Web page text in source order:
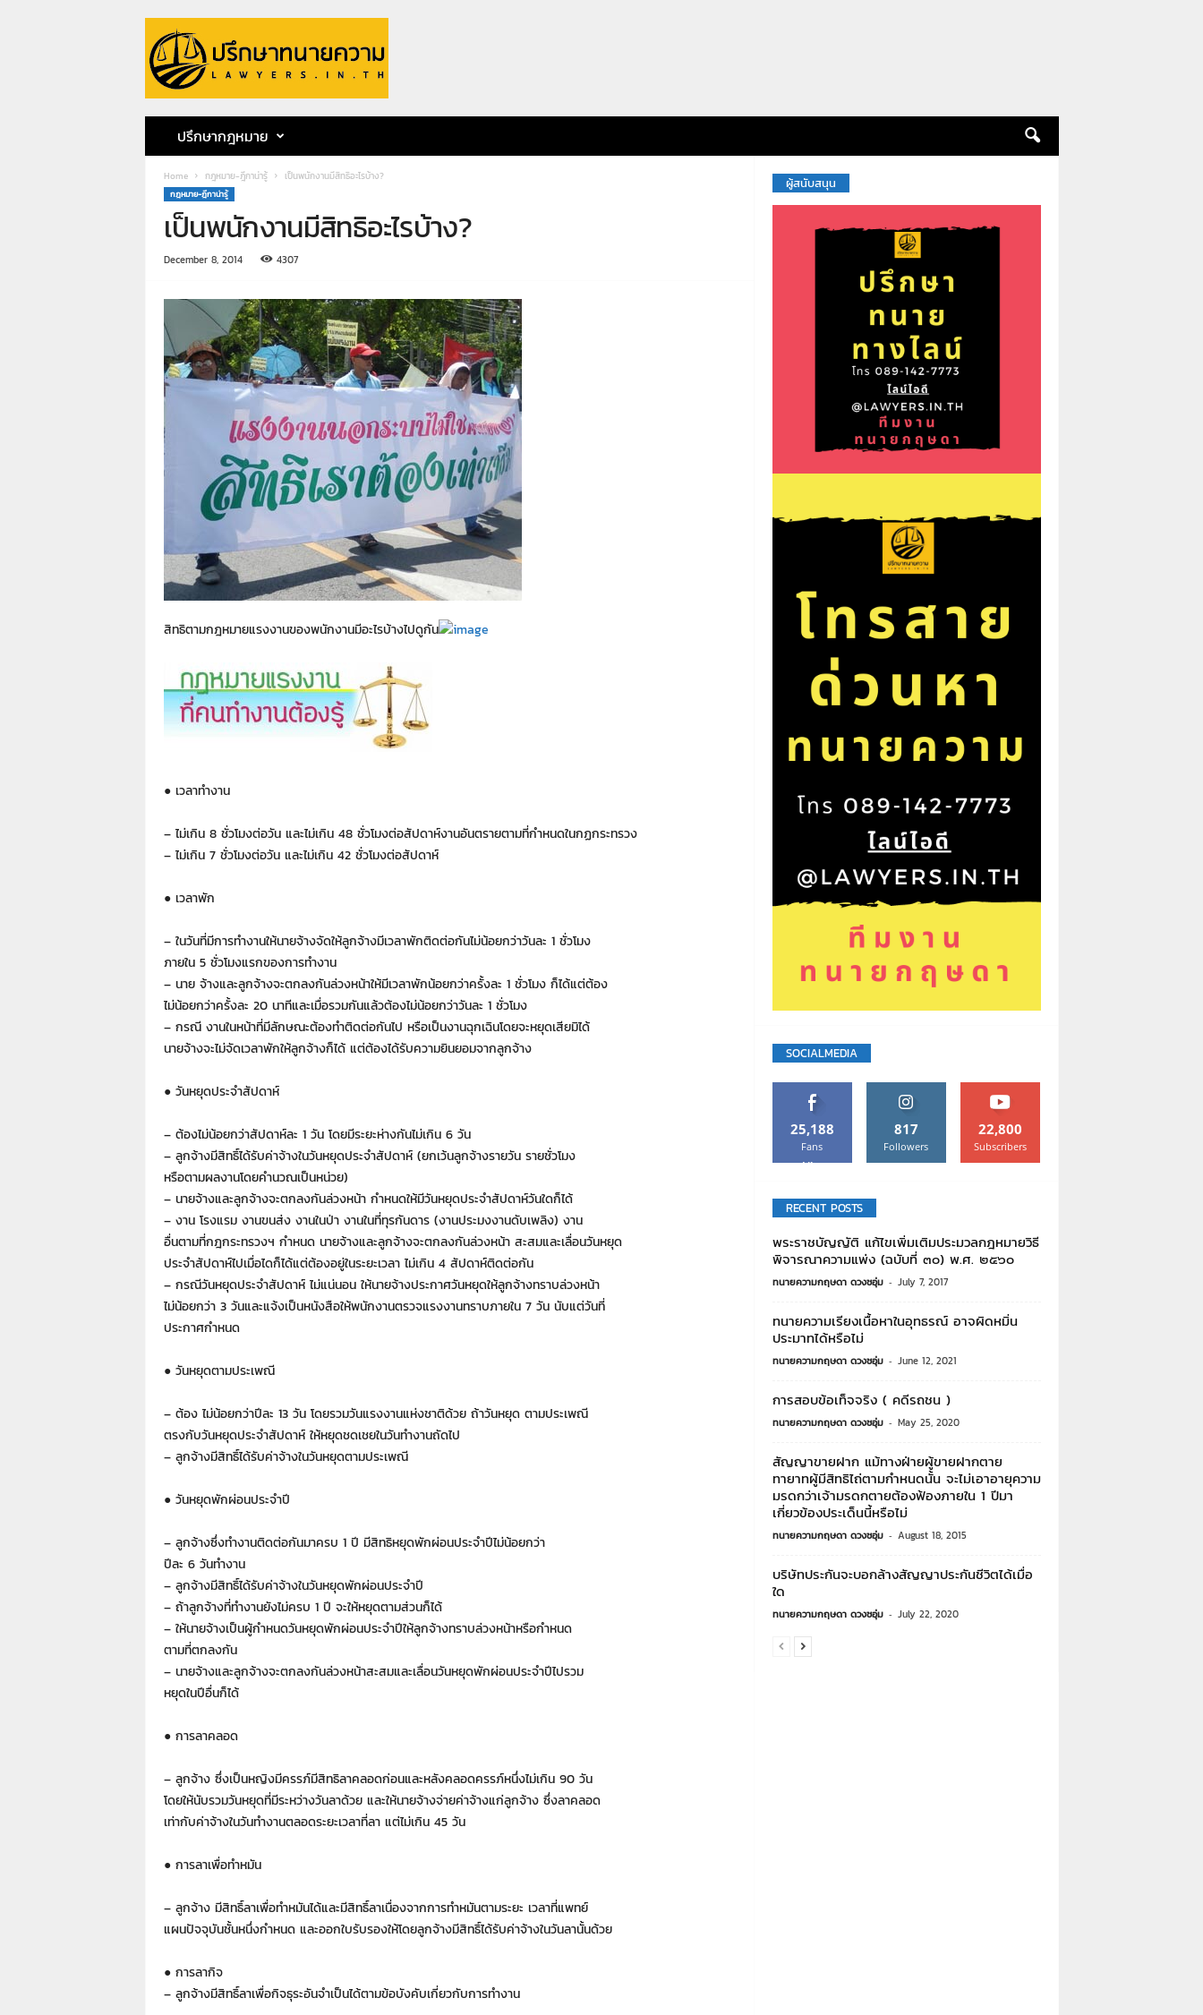
ป
ก
ษ
ปรึกษากฎหมาย
Home กฎหมาย-ฎีกาน่ารู้ เป็นพนักงานมีสิทธิอะไรบ้าง?
กฎหมาย-ฎีกาน่ารู้
เป็นพนักงานมีสิทธิอะไรบ้าง?
December 8, 2014 4307
สิทธิตามกฎหมายแรงงานของพนักงานมีอะไรบ้างไปดูกัน
● เวลาทำงาน
– ไม่เกิน 8 ชั่วโมงต่อวัน และไม่เกิน 48 ชั่วโมงต่อสัปดาห์งานอันตรายตามที่กำหนดในกฏกระทรวง
– ไม่เกิน 7 ชั่วโมงต่อวัน และไม่เกิน 42 ชั่วโมงต่อสัปดาห์
● เวลาพัก
– ในวันที่มีการทำงานให้นายจ้างจัดให้ลูกจ้างมีเวลาพักติดต่อกันไม่น้อยกว่าวันละ 1 ชั่วโมง
ภายใน 5 ชั่วโมงแรกของการทำงาน
– นาย จ้างและลูกจ้างจะตกลงกันล่วงหน้าให้มีเวลาพักน้อยกว่าครั้งละ 1 ชั่วโมง ก็ได้แต่ต้อง
ไม่น้อยกว่าครั้งละ 20 นาทีและเมื่อรวมกันแล้วต้องไม่น้อยกว่าวันละ 1 ชั่วโมง
– กรณี งานในหน้าที่มีลักษณะต้องทำติดต่อกันไป หรือเป็นงานฉุกเฉินโดยจะหยุดเสียมิได้
นายจ้างจะไม่จัดเวลาพักให้ลูกจ้างก็ได้ แต่ต้องได้รับความยินยอมจากลูกจ้าง
● วันหยุดประจำสัปดาห์
– ต้องไม่น้อยกว่าสัปดาห์ละ 1 วัน โดยมีระยะห่างกันไม่เกิน 6 วัน
– ลูกจ้างมีสิทธิ์ได้รับค่าจ้างในวันหยุดประจำสัปดาห์ (ยกเว้นลูกจ้างรายวัน รายชั่วโมง
หรือตามผลงานโดยคำนวณเป็นหน่วย)
– นายจ้างและลูกจ้างจะตกลงกันล่วงหน้า กำหนดให้มีวันหยุดประจำสัปดาห์วันใดก็ได้
– งาน โรงแรม งานขนส่ง งานในป่า งานในที่ทุรกันดาร (งานประมงงานดับเพลิง) งาน
อื่นตามที่กฎกระทรวงฯ กำหนด นายจ้างและลูกจ้างจะตกลงกันล่วงหน้า สะสมและเลื่อนวันหยุด
ประจำสัปดาห์ไปเมื่อไดก็ได้แต่ต้องอยู่ในระยะเวลา ไม่เกิน 4 สัปดาห์ติดต่อกัน
– กรณีวันหยุดประจำสัปดาห์ ไม่แน่นอน ให้นายจ้างประกาศวันหยุดให้ลูกจ้างทราบล่วงหน้า
ไม่น้อยกว่า 3 วันและแจ้งเป็นหนังสือให้พนักงานตรวจแรงงานทราบภายใน 7 วัน นับแต่วันที่
ประกาศกำหนด
● วันหยุดตามประเพณี
– ต้อง ไม่น้อยกว่าปีละ 13 วัน โดยรวมวันแรงงานแห่งชาติด้วย ถ้าวันหยุด ตามประเพณี
ตรงกับวันหยุดประจำสัปดาห์ ให้หยุดชดเชยในวันทำงานถัดไป
– ลูกจ้างมีสิทธิ์ได้รับค่าจ้างในวันหยุดตามประเพณี
● วันหยุดพักผ่อนประจำปี
– ลูกจ้างซึ่งทำงานติดต่อกันมาครบ 1 ปี มีสิทธิหยุดพักผ่อนประจำปีไม่น้อยกว่า
ปีละ 6 วันทำงาน
– ลูกจ้างมีสิทธิ์ได้รับค่าจ้างในวันหยุดพักผ่อนประจำปี
– ถ้าลูกจ้างที่ทำงานยังไม่ครบ 1 ปี จะให้หยุดตามส่วนก็ได้
– ให้นายจ้างเป็นผู้กำหนดวันหยุดพักผ่อนประจำปีให้ลูกจ้างทราบล่วงหน้าหรือกำหนด
ตามที่ตกลงกัน
– นายจ้างและลูกจ้างจะตกลงกันล่วงหน้าสะสมและเลื่อนวันหยุดพักผ่อนประจำปีไปรวม
หยุดในปีอื่นก็ได้
● การลาคลอด
– ลูกจ้าง ซึ่งเป็นหญิงมีครรภ์มีสิทธิลาคลอดก่อนและหลังคลอดครรภ์หนึ่งไม่เกิน 90 วัน
โดยให้นับรวมวันหยุดที่มีระหว่างวันลาด้วย และให้นายจ้างจ่ายค่าจ้างแก่ลูกจ้าง ซึ่งลาคลอด
เท่ากับค่าจ้างในวันทำงานตลอดระยะเวลาที่ลา แต่ไม่เกิน 45 วัน
● การลาเพื่อทำหมัน
– ลูกจ้าง มีสิทธิ์ลาเพื่อทำหมันได้และมีสิทธิ์ลาเนื่องจากการทำหมันตามระยะ เวลาที่แพทย์
แผนปัจจุบันชั้นหนึ่งกำหนด และออกใบรับรองให้โดยลูกจ้างมีสิทธิ์ได้รับค่าจ้างในวันลานั้นด้วย
● การลากิจ
– ลูกจ้างมีสิทธิ์ลาเพื่อกิจธุระอันจำเป็นได้ตามข้อบังคับเกี่ยวกับการทำงาน
ผู้สนับสนุน
SOCIALMEDIA
25,188
Fans
Like
817
Followers
22,800
Subscribers
RECENT POSTS
พระราชบัญญัติ แก้ไขเพิ่มเติมประมวลกฎหมายวิธี
พิจารณาความแพ่ง (ฉบับที่ ๓๐) พ.ศ. ๒๕๖๐
ทนายความกฤษดา ดวงชอุ่ม - July 7, 2017
ทนายความเรียงเนื้อหาในอุทธรณ์ อาจผิดหมิ่น
ประมาทได้หรือไม่
ทนายความกฤษดา ดวงชอุ่ม - June 12, 2021
การสอบข้อเท็จจริง ( คดีรถชน )
ทนายความกฤษดา ดวงชอุ่ม - May 25, 2020
สัญญาขายฝาก แม้ทางฝ่ายผู้ขายฝากตาย
ทายาทผู้มีสิทธิไถ่ตามกำหนดนั้น จะไม่เอาอายุความ
มรดกว่าเจ้ามรดกตายต้องฟ้องภายใน 1 ปีมา
เกี่ยวข้องประเด็นนี้หรือไม่
ทนายความกฤษดา ดวงชอุ่ม - August 18, 2015
บริษัทประกันจะบอกล้างสัญญาประกันชีวิตได้เมื่อ
ใด
ทนายความกฤษดา ดวงชอุ่ม - July 22, 2020